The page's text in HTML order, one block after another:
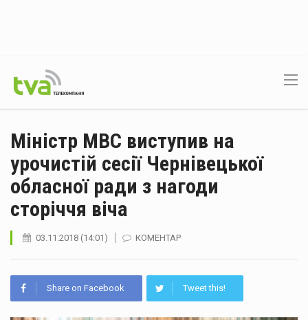
Міністр МВС виступив на
урочистій сесії Чернівецької
обласної ради з нагоди
сторіччя віча
03.11.2018 (14:01) КОМЕНТАР
Share on Facebook Tweet this!